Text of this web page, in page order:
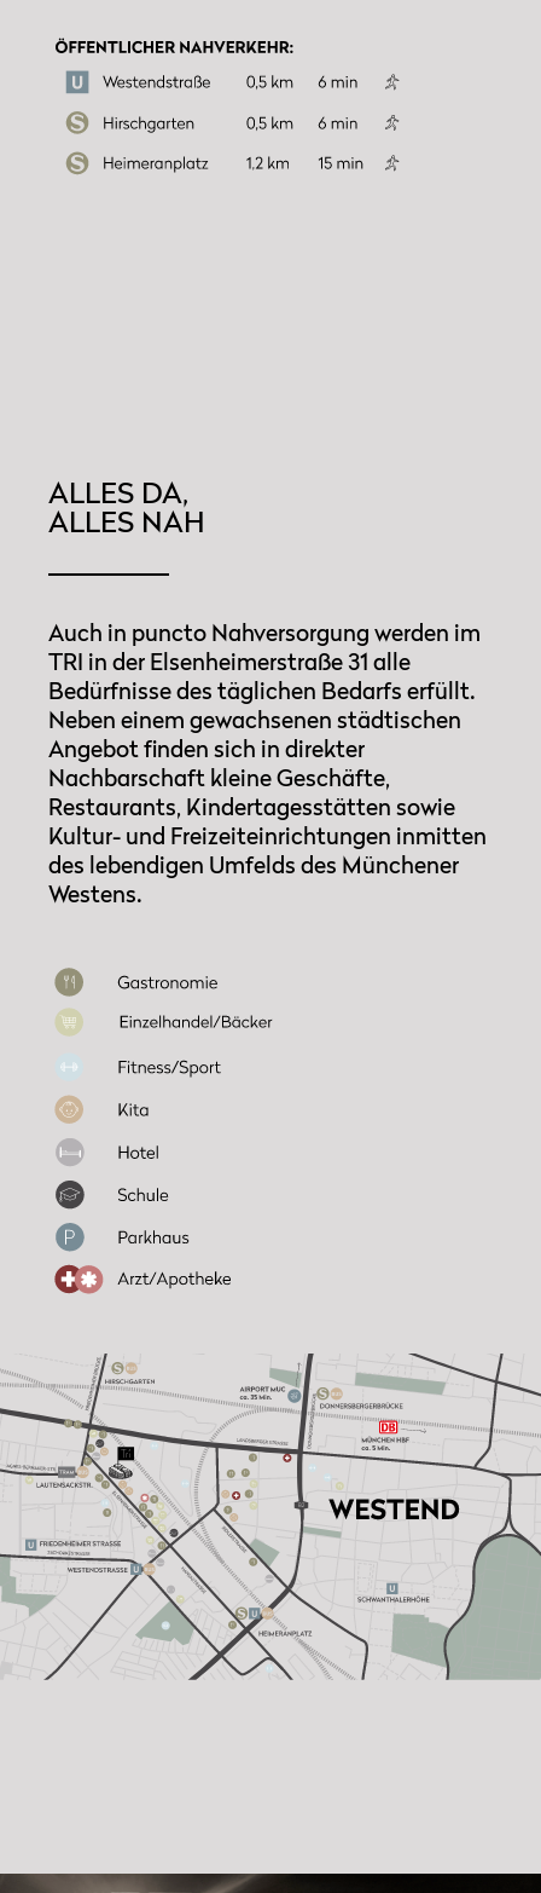
ALLES DA,
ALLES NAH
Auch in puncto Nahversorgung werden im
TRI in der Elsenheimerstraße 31 alle
Bedürfnisse des täglichen Bedarfs erfüllt.
Neben einem gewachsenen städtischen
Angebot finden sich in direkter
Nachbarschaft kleine Geschäfte,
Restaurants, Kindertagesstätten sowie
Kultur­- und Freizeiteinrichtungen inmitten
des lebendigen Umfelds des Münchener
Westens.